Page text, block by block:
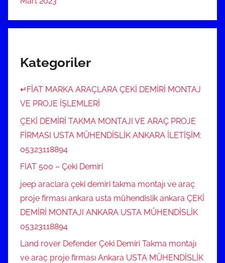
Kategoriler
↵FİAT MARKA ARAÇLARA ÇEKİ DEMİRİ MONTAJ
VE PROJE İŞLEMLERİ
ÇEKİ DEMİRİ TAKMA MONTAJI VE ARAÇ PROJE
FİRMASI USTA MÜHENDİSLİK ANKARA İLETİŞİM:
05323118894
FIAT 500 – Çeki Demiri
jeep araclara çeki demiri takma montajı ve araç
proje firması ankara usta mühendislik ankara ÇEKİ
DEMİRİ MONTAJI ANKARA USTA MÜHENDİSLİK
05323118894
Land rover Defender Çeki Demiri Takma montajı
ve araç proje firması Ankara USTA MÜHENDİSLİK